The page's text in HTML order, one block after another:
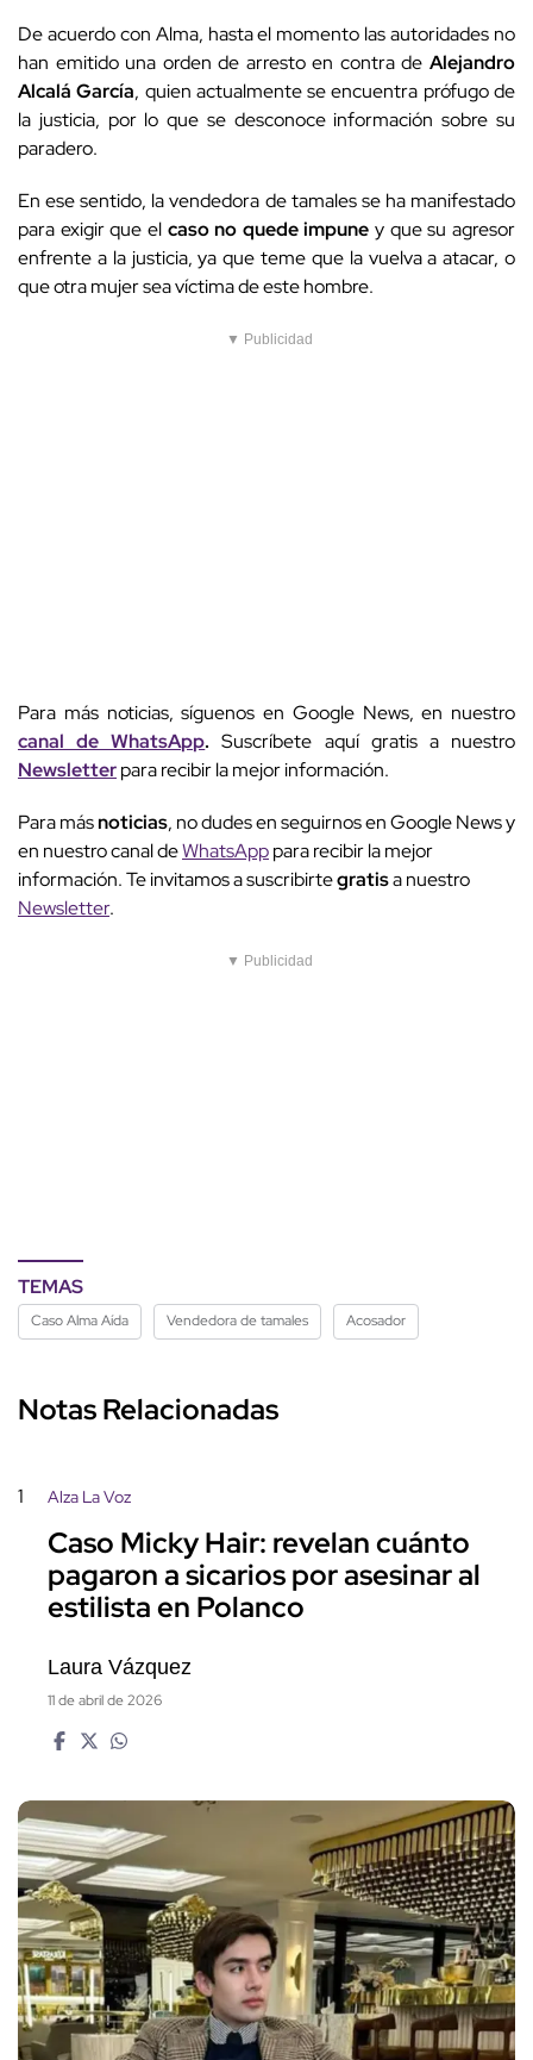
De acuerdo con Alma, hasta el momento las autoridades no
han emitido una orden de arresto en contra de Alejandro
Alcalá García, quien actualmente se encuentra prófugo de
la justicia, por lo que se desconoce información sobre su
paradero.
En ese sentido, la vendedora de tamales se ha manifestado
para exigir que el caso no quede impuney que su agresor
enfrente a la justicia, ya que teme que la vuelva a atacar, o
que otra mujer sea víctima de este hombre.
▼ Publicidad
Para más noticias, síguenos en Google News, en nuestro
canal de WhatsApp. Suscríbete aquí gratis a nuestro
Newsletterpara recibir la mejor información.
Para másnoticias, no dudes en seguirnos en Google News y
en nuestro canal deWhatsApppara recibir la mejor
información. Te invitamos a suscribirtegratisa nuestro
Newsletter.
▼ Publicidad
TEMAS
Caso Alma Aída Vendedora de tamales Acosador
Notas Relacionadas
1 Alza La Voz
Caso Micky Hair: revelan cuánto
pagaron a sicarios por asesinar al
estilista en Polanco
Laura Vázquez
11 de abril de 2026